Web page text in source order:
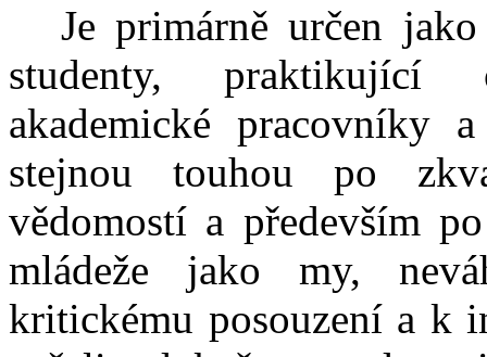
Je primárně určen
studenty, praktikující
akademické pracovníky
stejnou touhou po
vědomostí a především
mládeže jako my,
kritickému posouzení a k